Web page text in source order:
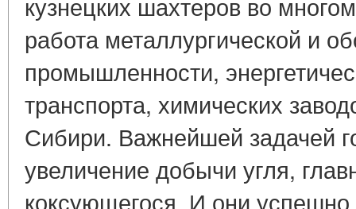
работа металлургической и
промышленности,
транспорта, химических
Сибири. Важнейшей задачей
увеличение добычи угля,
коксующегося. И они